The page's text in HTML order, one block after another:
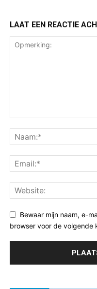
LAAT EEN REACTIE
Bewaar mijn naam, e-
browser voor de volgende